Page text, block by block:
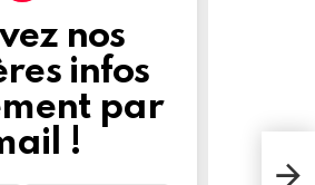
nos
infos
par
!